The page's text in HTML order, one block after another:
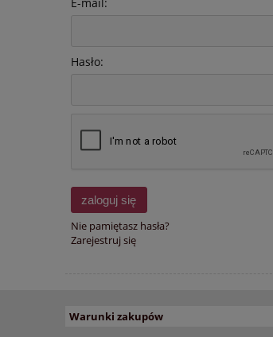
Hasło:
zaloguj się
Nie pamiętasz hasła?
Zarejestruj się
Warunki zakupów